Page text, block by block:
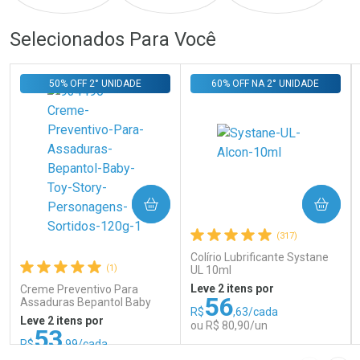
Ativar Desconto
Comprar sem Desconto
Por R$ 879,00/cada
Comprar sem Desconto
Por R$ 879,00/cada
Ativar Desconto
Comprar sem Desconto
Por R$ 279,00/cada
Comprar sem Desconto
Por R$ 279,00/cada
Selecionados Para Você
(1)
Creme Preventivo Para
Assaduras Bepantol Baby
Toy Story Personagens
Sortidos 120g
50% OFF 2° UNIDADE
Leve 2 itens por
R$53,99/cada
COMPRAR
(317)
Colírio Lubrificante Systane
UL 10ml
60% OFF NA 2° UNIDADE
Leve 2 itens por
R$56,63/cada
ou R$ 80,90/un
COMPRAR